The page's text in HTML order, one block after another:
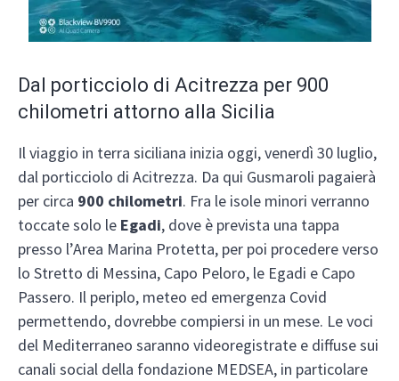
Dal porticciolo di Acitrezza per 900
chilometri attorno alla Sicilia
Il viaggio in terra siciliana inizia oggi, venerdì 30 luglio,
dal porticciolo di Acitrezza. Da qui Gusmaroli pagaierà
per circa 900 chilometri. Fra le isole minori verranno
toccate solo le Egadi, dove è prevista una tappa
presso l’Area Marina Protetta, per poi procedere verso
lo Stretto di Messina, Capo Peloro, le Egadi e Capo
Passero. Il periplo, meteo ed emergenza Covid
permettendo, dovrebbe compiersi in un mese. Le voci
del Mediterraneo saranno videoregistrate e diffuse sui
canali social della fondazione MEDSEA, in particolare